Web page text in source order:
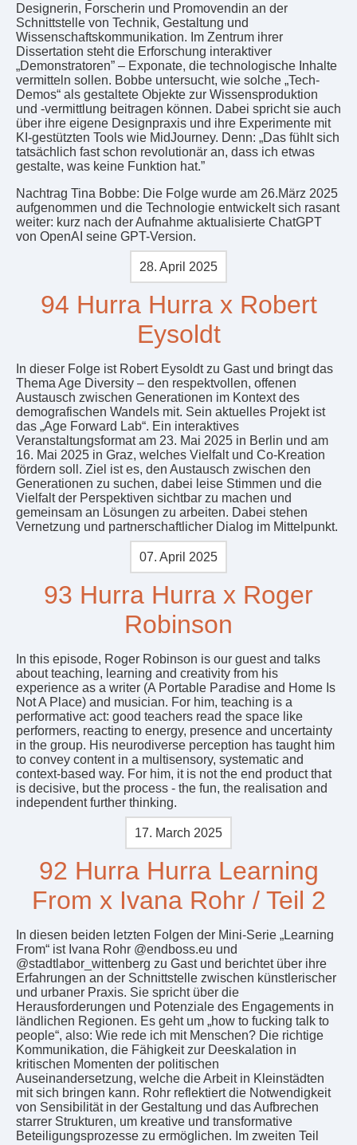
Designerin, Forscherin und Promovendin an der
Schnittstelle von Technik, Gestaltung und
Wissenschaftskommunikation. Im Zentrum ihrer
Dissertation steht die Erforschung interaktiver
„Demonstratoren” – Exponate, die technologische Inhalte
vermitteln sollen. Bobbe untersucht, wie solche „Tech-
Demos“ als gestaltete Objekte zur Wissensproduktion
und -vermittlung beitragen können. Dabei spricht sie auch
über ihre eigene Designpraxis und ihre Experimente mit
KI-gestützten Tools wie MidJourney. Denn: „Das fühlt sich
tatsächlich fast schon revolutionär an, dass ich etwas
gestalte, was keine Funktion hat.”
Nachtrag Tina Bobbe: Die Folge wurde am 26.März 2025
aufgenommen und die Technologie entwickelt sich rasant
weiter: kurz nach der Aufnahme aktualisierte ChatGPT
von OpenAI seine GPT-Version.
28. April 2025
94 Hurra Hurra x Robert
Eysoldt
In dieser Folge ist Robert Eysoldt zu Gast und bringt das
Thema Age Diversity – den respektvollen, offenen
Austausch zwischen Generationen im Kontext des
demografischen Wandels mit. Sein aktuelles Projekt ist
das „Age Forward Lab“. Ein interaktives
Veranstaltungsformat am 23. Mai 2025 in Berlin und am
16. Mai 2025 in Graz, welches Vielfalt und Co-Kreation
fördern soll. Ziel ist es, den Austausch zwischen den
Generationen zu suchen, dabei leise Stimmen und die
Vielfalt der Perspektiven sichtbar zu machen und
gemeinsam an Lösungen zu arbeiten. Dabei stehen
Vernetzung und partnerschaftlicher Dialog im Mittelpunkt.
07. April 2025
93 Hurra Hurra x Roger
Robinson
In this episode, Roger Robinson is our guest and talks
about teaching, learning and creativity from his
experience as a writer (A Portable Paradise and Home Is
Not A Place) and musician. For him, teaching is a
performative act: good teachers read the space like
performers, reacting to energy, presence and uncertainty
in the group. His neurodiverse perception has taught him
to convey content in a multisensory, systematic and
context-based way. For him, it is not the end product that
is decisive, but the process - the fun, the realisation and
independent further thinking.
17. March 2025
92 Hurra Hurra Learning
From x Ivana Rohr / Teil 2
In diesen beiden letzten Folgen der Mini-Serie „Learning
From“ ist Ivana Rohr @endboss.eu und
@stadtlabor_wittenberg zu Gast und berichtet über ihre
Erfahrungen an der Schnittstelle zwischen künstlerischer
und urbaner Praxis. Sie spricht über die
Herausforderungen und Potenziale des Engagements in
ländlichen Regionen. Es geht um „how to fucking talk to
people“, also: Wie rede ich mit Menschen? Die richtige
Kommunikation, die Fähigkeit zur Deeskalation in
kritischen Momenten der politischen
Auseinandersetzung, welche die Arbeit in Kleinstädten
mit sich bringen kann. Rohr reflektiert die Notwendigkeit
von Sensibilität in der Gestaltung und das Aufbrechen
starrer Strukturen, um kreative und transformative
Beteiligungsprozesse zu ermöglichen. Im zweiten Teil